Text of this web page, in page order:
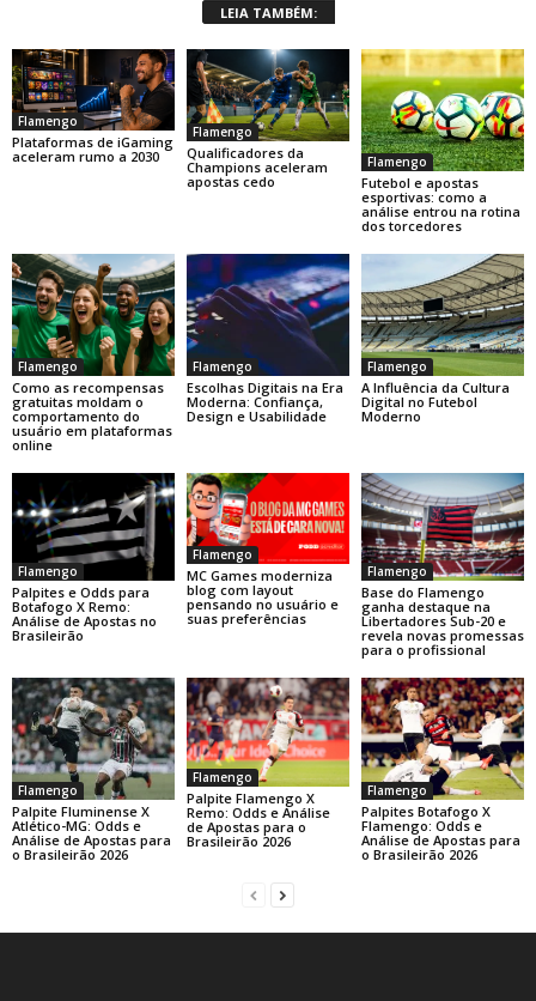
LEIA TAMBÉM:
Flamengo
Plataformas de iGaming
aceleram rumo a 2030
Flamengo
Qualificadores da
Champions aceleram
apostas cedo
Flamengo
Futebol e apostas
esportivas: como a
análise entrou na rotina
dos torcedores
Flamengo
Como as recompensas
gratuitas moldam o
comportamento do
usuário em plataformas
online
Flamengo
Escolhas Digitais na Era
Moderna: Confiança,
Design e Usabilidade
Flamengo
A Influência da Cultura
Digital no Futebol
Moderno
Flamengo
Palpites e Odds para
Botafogo X Remo:
Análise de Apostas no
Brasileirão
Flamengo
MC Games moderniza
blog com layout
pensando no usuário e
suas preferências
Flamengo
Base do Flamengo
ganha destaque na
Libertadores Sub-20 e
revela novas promessas
para o profissional
Flamengo
Palpite Fluminense X
Atlético-MG: Odds e
Análise de Apostas para
o Brasileirão 2026
Flamengo
Palpite Flamengo X
Remo: Odds e Análise
de Apostas para o
Brasileirão 2026
Flamengo
Palpites Botafogo X
Flamengo: Odds e
Análise de Apostas para
o Brasileirão 2026